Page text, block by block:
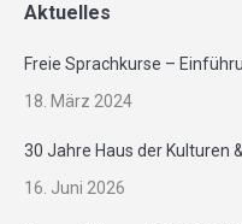
Aktuelles
Freie Sprachkurse –
18. März 2024
30 Jahre Haus der Kulturen
16. Juni 2026